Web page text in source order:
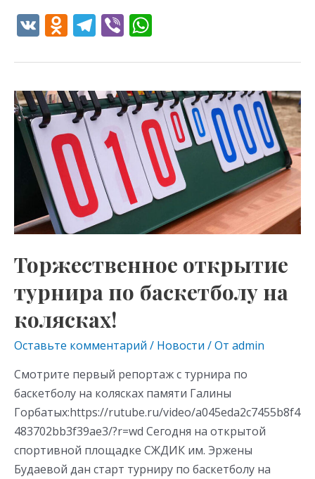
V O
n
o
kl
as
s
ni
ki
T
e
gr
a
m
Vi
er at
s
A
p
p
Торжественное открытие
турнира по баскетболу на
колясках!
Оставьте комментарий / Новости / От admin
Смотрите первый репортаж с турнира по
баскетболу на колясках памяти Галины
Горбатых:https://rutube.ru/video/a045eda2c7455b8f4
483702bb3f39ae3/?r=wd Сегодня на открытой
спортивной площадке СЖДИК им. Эржены
Будаевой дан старт турниру по баскетболу на
Торжественное
открытие
турнира
по
баскетболу
колясках!